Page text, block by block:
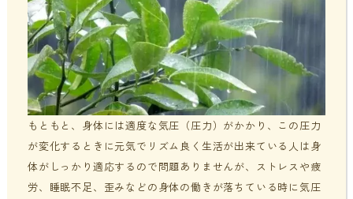
もともと、身体には適度な気圧（圧力）がかかり、この圧力
が変化するときに元気でリズム良く生活が出来ている人は身
体がしっかり適応するので問題ありませんが、ストレスや疲
労、睡眠不足、歪みなどの身体の働きが落ちている時に気圧